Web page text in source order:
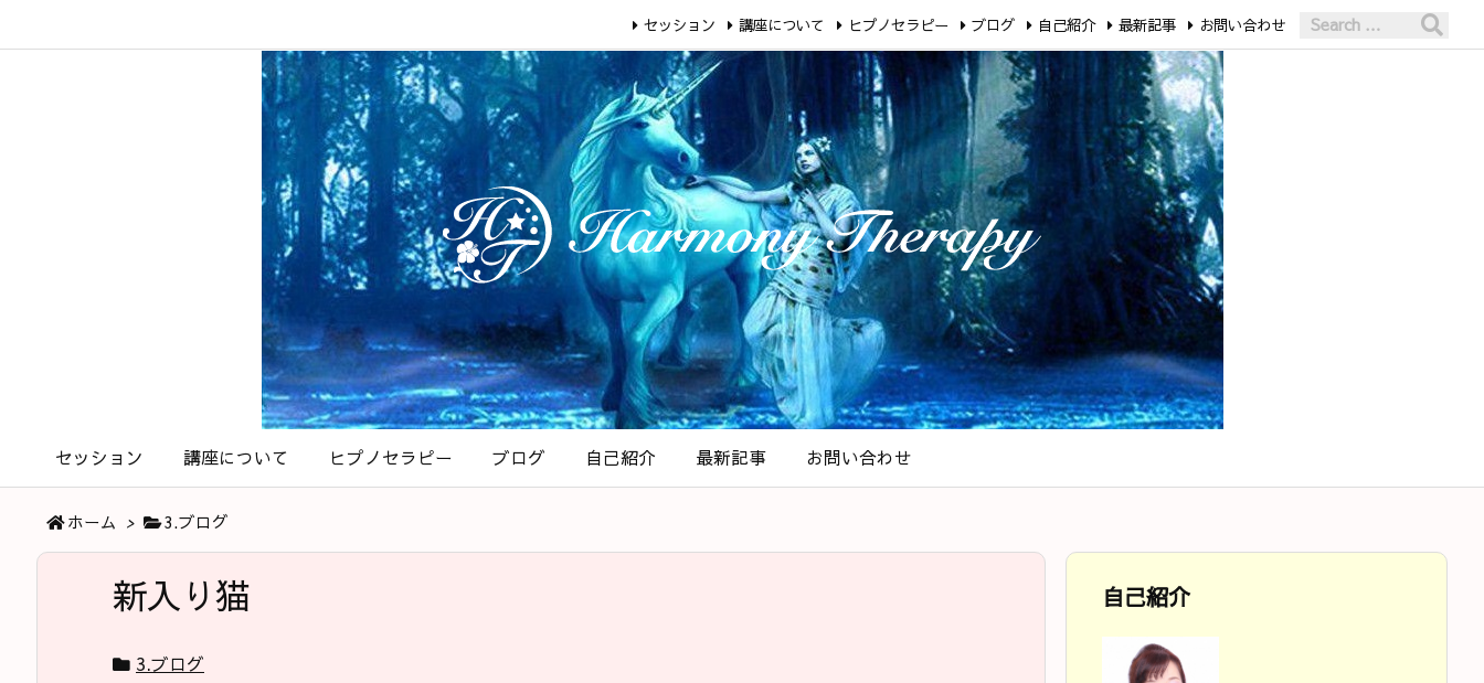
セッション 講座について ヒプノセラピー ブログ 自己紹介 最新記事 お問い合わせ
セッション 講座について ヒプノセラピー ブログ 自己紹介 最新記事 お問い合わせ
ホーム > 3.ブログ
新入り猫
3.ブログ
自己紹介